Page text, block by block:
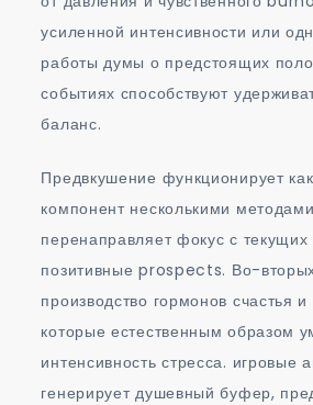
усиленной интенсивности или
работы думы о предстоящих
событиях способствуют
баланс.
Предвкушение функционирует
компонент несколькими
перенаправляет фокус с
позитивные prospects. Во-
производство гормонов счастья
которые естественным образом
интенсивность стресса. игровые
генерирует душевный буфер,